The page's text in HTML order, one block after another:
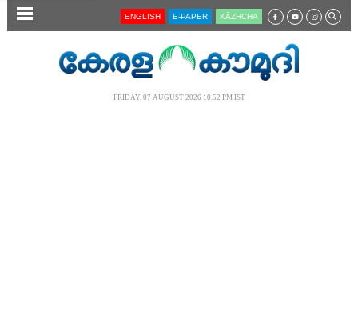
SECTIONS ENGLISH E-PAPER KĀZHCHA
FRIDAY, 07 AUGUST 2026 10.52 PM IST